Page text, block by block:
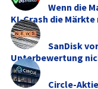
Wenn die
KI-Crash die
SanDisk
Unterbewertung
Circle-